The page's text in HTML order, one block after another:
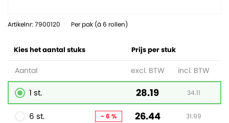
Artikelnr: 7900120 Per pak (à 6 rollen)
Kies het aantal stuks Prijs per stuk
Aantal excl. BTW incl. BTW
1 st. 28.19 34.11
6 st. - 6 % 26.44 31.99